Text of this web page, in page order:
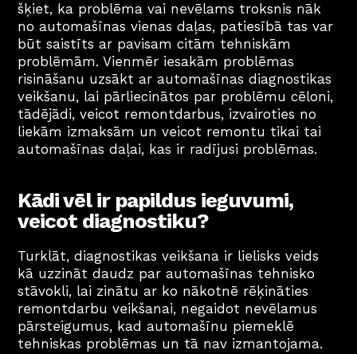
šķiet, ka problēma vai nevēlams troksnis nāk
no automašīnas vienas daļas, patiesībā tas var
būt saistīts ar pavisam citām tehniskām
problēmām. Vienmēr iesakām problēmas
risināšanu uzsākt ar automašīnas diagnostikas
veikšanu, lai pārliecinātos par problēmu cēloni,
tādējādi, veicot remontdarbus, izvairoties no
liekām izmaksām un veicot remontu tikai tai
automašīnas daļai, kas ir radījusi problēmas.
Kādi vēl ir papildus ieguvumi,
veicot diagnostiku?
Turklāt, diagnostikas veikšana ir lielisks veids
kā uzzināt daudz par automašīnas tehnisko
stāvokli, lai zinātu ar ko nākotnē rēķināties
remontdarbu veikšanai, negaidot nevēlamus
pārsteigumus, kad automašīnu piemeklē
tehniskas problēmas un tā nav izmantojama.